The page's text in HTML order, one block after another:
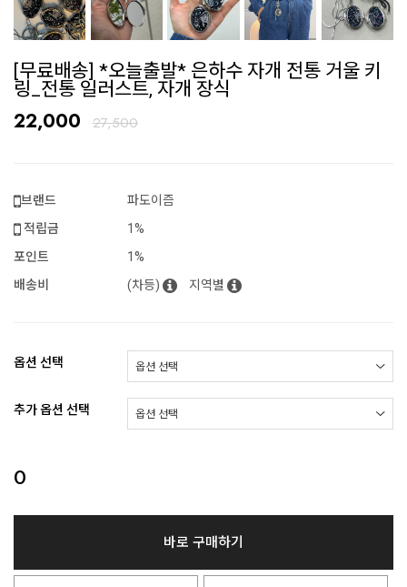
[무료배송] *오늘출발* 은하수 자개 전통 거울 키
링_전통 일러스트, 자개 장식
22,000 27,500
브랜드
파도이즘
적립금
1%
포인트
1%
배송비
(차등) 지역별
옵션 선택
추가 옵션 선택
0
바로 구매하기